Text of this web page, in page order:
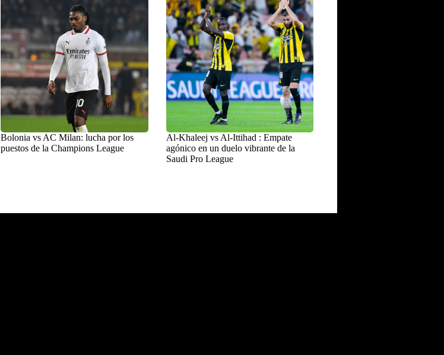
Bolonia vs AC Milan: lucha por los
puestos de la Champions League
Al-Khaleej vs Al-Ittihad : Empate
agónico en un duelo vibrante de la
Saudi Pro League